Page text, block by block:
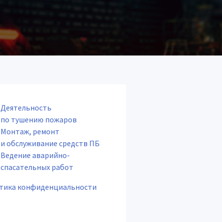
Деятельность
по тушению пожаров
Монтаж, ремонт
и обслуживание средств ПБ
Ведение аварийно-
спасательных работ
конфиденциальности